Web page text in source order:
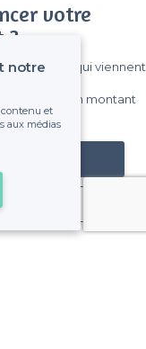
votre
?
visiteurs qui viennent
payez un montant
la facture.
notre
contenu et
aux médias